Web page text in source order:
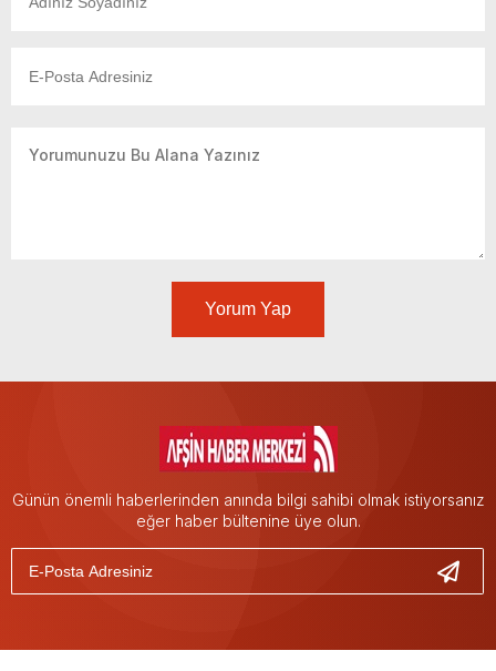
Yorum Yap
Günün önemli haberlerinden anında bilgi sahibi olmak istiyorsanız
eğer haber bültenine üye olun.